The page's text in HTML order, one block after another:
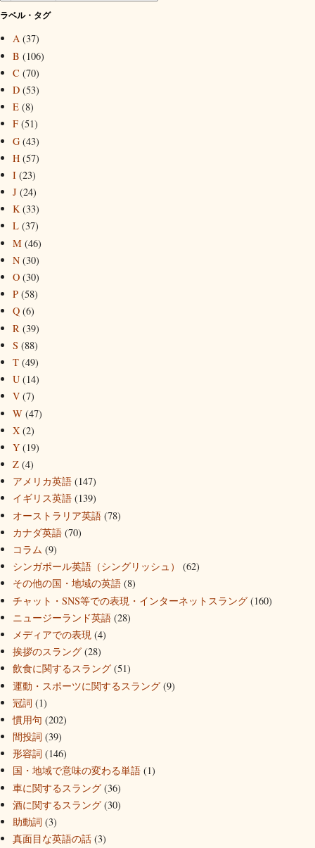
ラベル・タグ
A (37)
B (106)
C (70)
D (53)
E (8)
F (51)
G (43)
H (57)
I (23)
J (24)
K (33)
L (37)
M (46)
N (30)
O (30)
P (58)
Q (6)
R (39)
S (88)
T (49)
U (14)
V (7)
W (47)
X (2)
Y (19)
Z (4)
アメリカ英語 (147)
イギリス英語 (139)
オーストラリア英語 (78)
カナダ英語 (70)
コラム (9)
シンガポール英語（シングリッシュ）
(62)
その他の国・地域の英語 (8)
チャット・SNS等での表現・インターネットスラング (160)
ニュージーランド英語 (28)
メディアでの表現 (4)
挨拶のスラング (28)
飲食に関するスラング (51)
運動・スポーツに関するスラング (9)
冠詞 (1)
慣用句 (202)
間投詞 (39)
形容詞 (146)
国・地域で意味の変わる単語 (1)
車に関するスラング (36)
酒に関するスラング (30)
助動詞 (3)
真面目な英語の話 (3)